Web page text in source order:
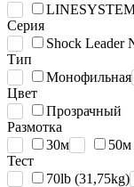
Серия
Shock Leader
Тип
Монофильная
Цвет
Прозрачный
Размотка
30м
50м
Тест
70lb (31,75kg)